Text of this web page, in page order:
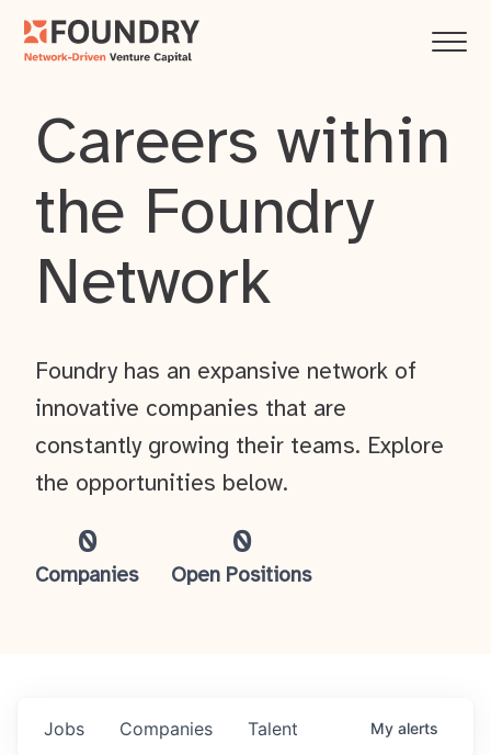
Careers within
the Foundry
Network
0
Companies
0
Open Positions
Foundry has an expansive network of
innovative companies that are
constantly growing their teams. Explore
the opportunities below.
Jobs Companies Talent My alerts